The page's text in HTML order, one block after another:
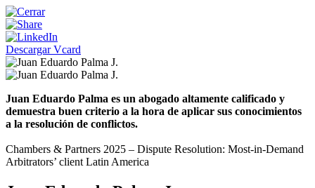
Descargar Vcard
Juan Eduardo Palma es un abogado altamente calificado y
demuestra buen criterio a la hora de aplicar sus conocimientos
a la resolución de conflictos.
Chambers & Partners 2025 – Dispute Resolution: Most-in-Demand
Arbitrators’ client Latin America